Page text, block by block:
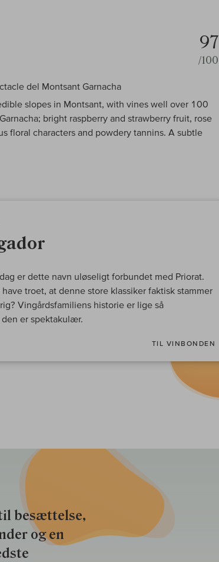
97
/100
del Montsant Garnacha
slopes in Montsant, with vines well over 100
bright raspberry and strawberry fruit, rose
floral characters and powdery tannins. A subtle
er dette navn uløseligt forbundet med Priorat.
troet, at denne store klassiker faktisk stammer
Vingårdsfamiliens historie er lige så
er spektakulær.
TIL VINBONDEN
besættelse,
og en